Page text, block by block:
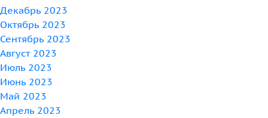
Декабрь 2023
Октябрь 2023
Сентябрь 2023
Август 2023
Июль 2023
Июнь 2023
Май 2023
Апрель 2023